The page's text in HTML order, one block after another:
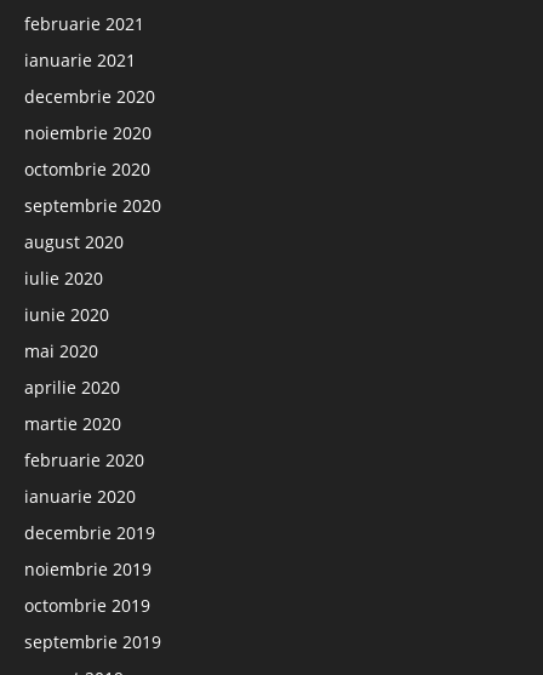
februarie 2021
ianuarie 2021
decembrie 2020
noiembrie 2020
octombrie 2020
septembrie 2020
august 2020
iulie 2020
iunie 2020
mai 2020
aprilie 2020
martie 2020
februarie 2020
ianuarie 2020
decembrie 2019
noiembrie 2019
octombrie 2019
septembrie 2019